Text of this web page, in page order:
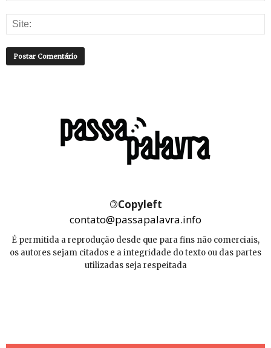
©Copyleft
contato@passapalavra.info
É permitida a reprodução desde que para fins não comerciais,
os autores sejam citados e a integridade do texto ou das partes
utilizadas seja respeitada